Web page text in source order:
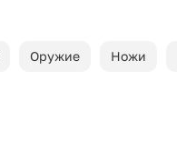
Оружие Ножи